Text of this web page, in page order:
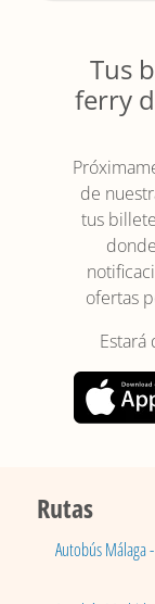
Tus
ferry
de
tus
ofertas
Rutas
Autobús Málaga